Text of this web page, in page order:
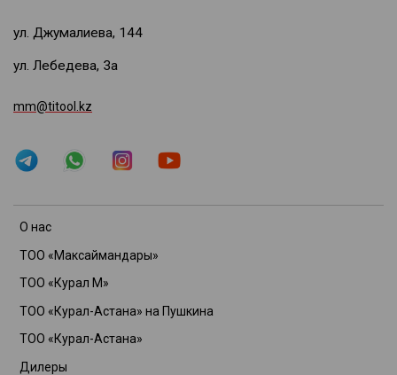
О нас
ТОО «Максаймандары»
ТОО «Курал М»
ТОО «Курал-Астана» на Пушкина
ТОО «Курал-Астана»
Дилеры
ул. Джумалиева, 144
ул. Лебедева, 3а
mm@titool.kz